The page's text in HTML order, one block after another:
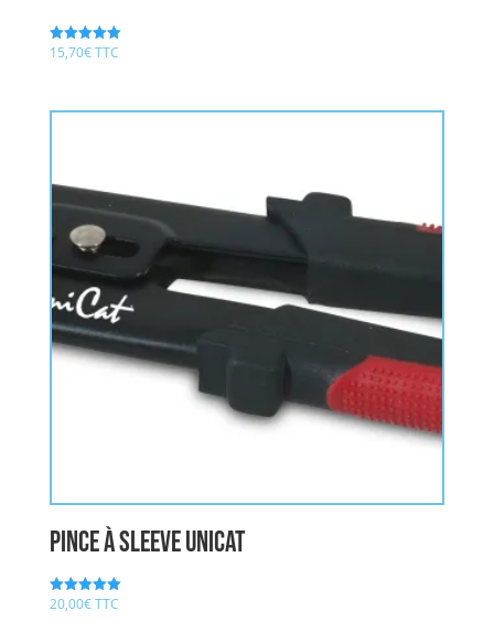
Note
15,70€TTC
pince à sleeve UNICAT
Note
20,00€TTC